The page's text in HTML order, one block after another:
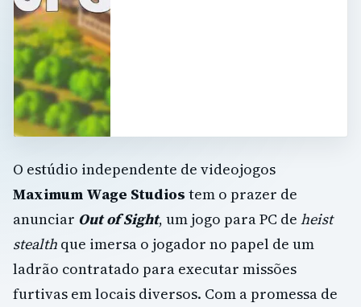
O estúdio independente de videojogos
Maximum Wage Studios tem o prazer de
anunciar Out of Sight, um jogo para PC de heist
stealth que imersa o jogador no papel de um
ladrão contratado para executar missões
furtivas em locais diversos. Com a promessa de